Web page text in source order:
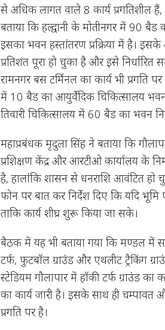
से अधिक लागत वाले 8 कार्य प्रगतिशील
बताया कि हल्द्वानी के मोतीनगर में 90
इसका भवन हस्तांतरण प्रक्रिया में है।
प्रतिशत पूरा हो चुका है और इसे
रामनगर बस टर्मिनल का कार्य भी
में 10 बैड का आयुर्वेदिक चिकित्सालय भवन
तिवारी चिकित्सालय में 60 बैड का भवन
महाप्रबंधक मृदुला सिंह ने बताया कि
प्रशिक्षण केंद्र और आरटीओ कार्यालय के
है, हालांकि शासन से धनराशि आवंटित हो
फोन पर बात कर निर्देश दिए कि यदि
ताकि कार्य शीघ्र शुरू किया जा सके।
बैठक में यह भी बताया गया कि मण्डल में
टर्फ, फुटबॉल ग्राउंड और एथलीट ट्रैकिंग
स्टेडियम गौलापार में हॉकी टर्फ ग्राउंड का
का कार्य जारी है। इसके साथ ही चम्पावत
प्रगति पर है।